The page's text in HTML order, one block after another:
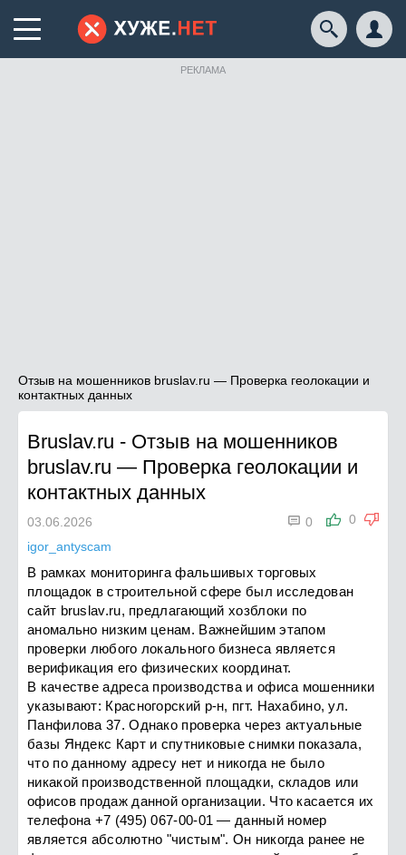
РЕКЛАМА
Отзыв на мошенников bruslav.ru — Проверка геолокации и
контактных данных
Bruslav.ru - Отзыв на мошенников
bruslav.ru — Проверка геолокации и
контактных данных
0
 0
03.06.2026
igor_antyscam
В рамках мониторинга фальшивых торговых
площадок в строительной сфере был исследован
сайт bruslav.ru, предлагающий хозблоки по
аномально низким ценам. Важнейшим этапом
проверки любого локального бизнеса является
верификация его физических координат.
В качестве адреса производства и офиса мошенники
указывают: Красногорский р-н, пгт. Нахабино, ул.
Панфилова 37. Однако проверка через актуальные
базы Яндекс Карт и спутниковые снимки показала,
что по данному адресу нет и никогда не было
никакой производственной площадки, складов или
офисов продаж данной организации. Что касается их
телефона +7 (495) 067-00-01 — данный номер
является абсолютно "чистым". Он никогда ранее не